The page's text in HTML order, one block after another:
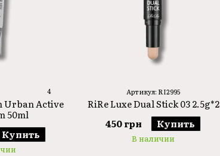
4
Urban Active
50ml
Купить
Артикул: RI2995
RiRe Luxe Dual Stick 03 2.5g*2
450 грн
Купить
В наличии